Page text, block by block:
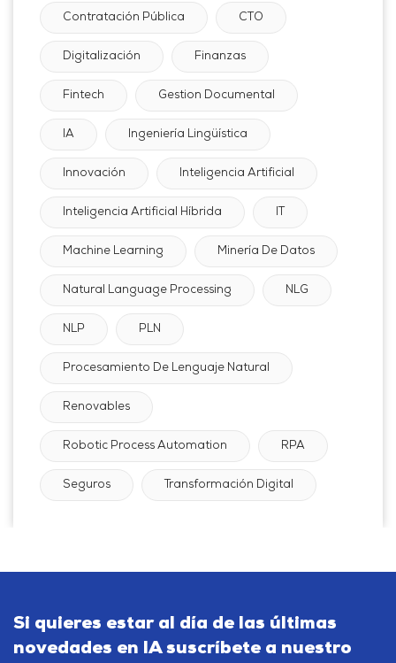
Contratación Pública CTO
Digitalización Finanzas
Fintech Gestion Documental
IA Ingeniería Lingüística
Innovación Inteligencia Artificial
Inteligencia Artificial Híbrida
Machine Learning Minería De Datos
Natural Language Processing NLG
NLP PLN
Procesamiento De Lenguaje Natural
Renovables
Robotic Process Automation RPA
Seguros Transformación Digital
Si quieres estar al día de las últimas
novedades en IA suscríbete a nuestro